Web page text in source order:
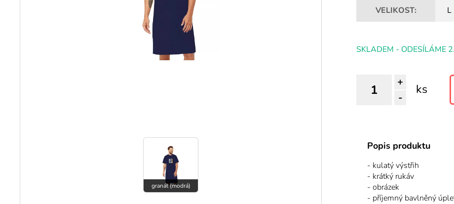
granát (modrá)
VELIKOST:
SKLADEM - ODESÍLÁME
+
-
ks
Popis produktu
- kulatý výstřih
- krátký rukáv
- obrázek
- příjemný bavlněný